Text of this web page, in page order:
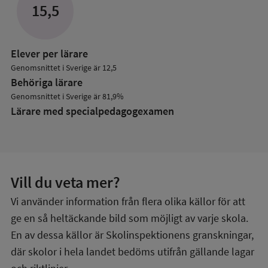
15,5
Elever per lärare
Genomsnittet i Sverige är 12,5
Behöriga lärare
Genomsnittet i Sverige är 81,9%
Lärare med specialpedagog­examen
Vill du veta mer?
Vi använder information från flera olika källor för att
ge en så heltäckande bild som möjligt av varje skola.
En av dessa källor är Skolinspektionens granskningar,
där skolor i hela landet bedöms utifrån gällande lagar